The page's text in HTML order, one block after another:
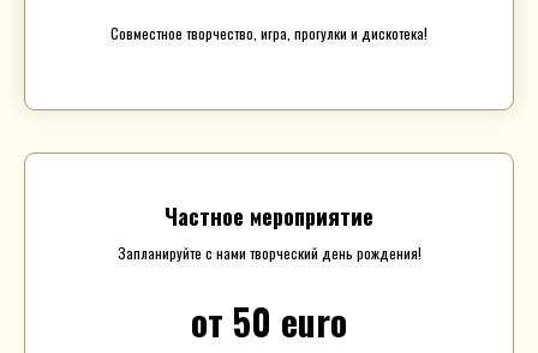
Совместное творчество, игра, прогулки и дискотека!
Частное мероприятие
Запланируйте с нами творческий день рождения!
от 50 euro